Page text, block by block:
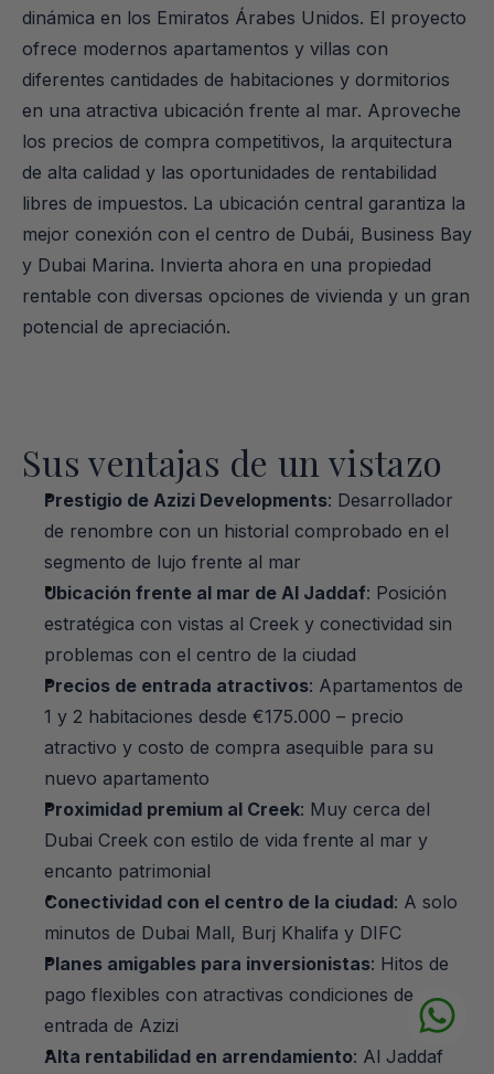
dinámica en los Emiratos Árabes Unidos. El proyecto
ofrece modernos apartamentos y villas con
diferentes cantidades de habitaciones y dormitorios
en una atractiva ubicación frente al mar. Aproveche
los precios de compra competitivos, la arquitectura
de alta calidad y las oportunidades de rentabilidad
libres de impuestos. La ubicación central garantiza la
mejor conexión con el centro de Dubái, Business Bay
y Dubai Marina. Invierta ahora en una propiedad
rentable con diversas opciones de vivienda y un gran
potencial de apreciación.
Sus ventajas de un vistazo
Prestigio de Azizi Developments: Desarrollador
de renombre con un historial comprobado en el
segmento de lujo frente al mar
Ubicación frente al mar de Al Jaddaf: Posición
estratégica con vistas al Creek y conectividad sin
problemas con el centro de la ciudad
Precios de entrada atractivos: Apartamentos de
1 y 2 habitaciones desde €175.000 – precio
atractivo y costo de compra asequible para su
nuevo apartamento
Proximidad premium al Creek: Muy cerca del
Dubai Creek con estilo de vida frente al mar y
encanto patrimonial
Conectividad con el centro de la ciudad: A solo
minutos de Dubai Mall, Burj Khalifa y DIFC
Planes amigables para inversionistas: Hitos de
pago flexibles con atractivas condiciones de
entrada de Azizi
Alta rentabilidad en arrendamiento: Al Jaddaf